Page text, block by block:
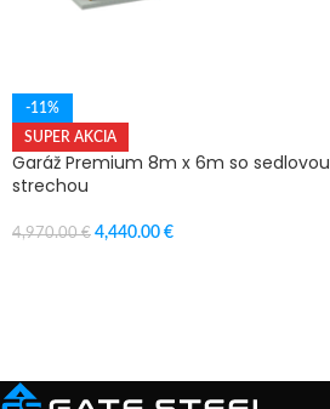
-11%
SUPER AKCIA
Garáž Premium 8m x 6m so sedlovou
strechou
4,970.00€ 4,440.00 €